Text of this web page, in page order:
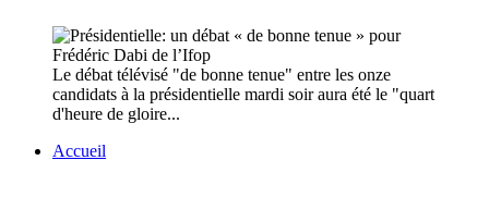
Le débat télévisé "de bonne tenue" entre les onze
candidats à la présidentielle mardi soir aura été le "quart
d'heure de gloire...
Accueil